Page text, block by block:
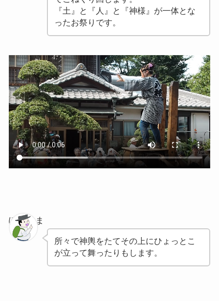
『土』と『人』と『神様』が一体とな
ったお祭りです。
ぽちゃま
所々で神輿をたてその上にひょっとこ
が立って舞ったりもします。